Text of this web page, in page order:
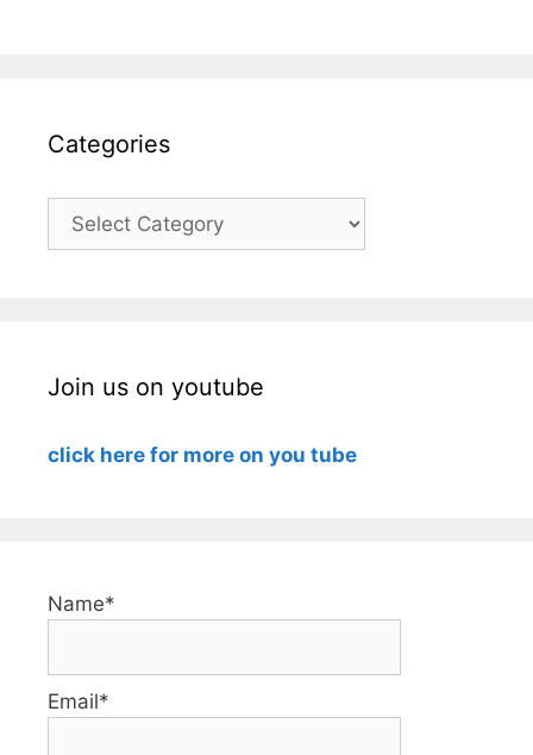
Categories
Categories
Join us on youtube
click here for more on you tube
Name*
Email*